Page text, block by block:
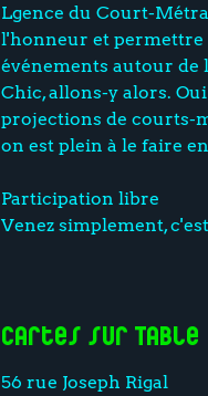
Lgence du Court-
l'honneur et permettre
événements autour de
Chic, allons-y alors.
projections de courts-
on est plein à le faire
Participation libre
Venez simplement,
Cartes sur Table
56 rue Joseph Rigal